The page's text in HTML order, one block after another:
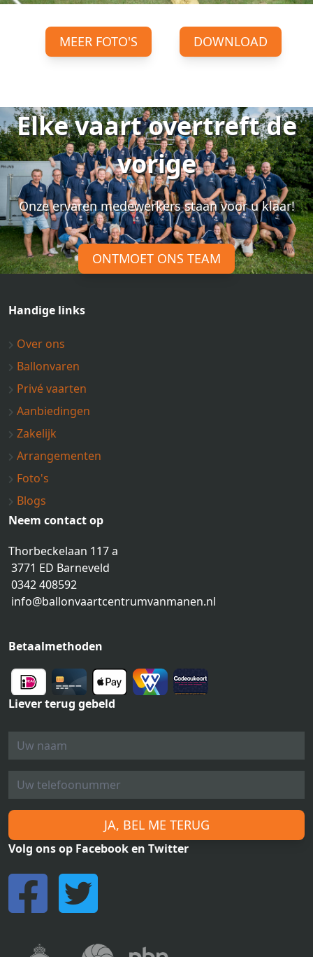
MEER FOTO'S DOWNLOAD
Elke vaart overtreft de
vorige
Onze ervaren medewerkers staan voor u klaar!
ONTMOET ONS TEAM
Handige links
Over ons
Ballonvaren
Privé vaarten
Aanbiedingen
Zakelijk
Arrangementen
Foto's
Blogs
Neem contact op
Thorbeckelaan 117 a
3771 ED Barneveld
0342 408592
info@ballonvaartcentrumvanmanen.nl
Betaalmethoden
Liever terug gebeld
JA, BEL ME TERUG
Volg ons op Facebook en Twitter